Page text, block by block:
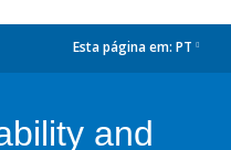
Esta página em: PT
and